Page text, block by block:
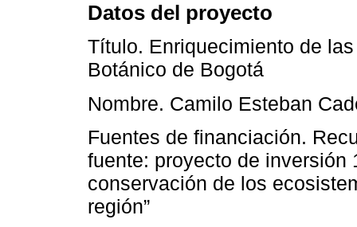
Datos del proyecto
Título. Enriquecimiento de
Botánico de Bogotá
Nombre. Camilo Esteban
Fuentes de financiación.
fuente: proyecto de inversión
conservación de los
región”